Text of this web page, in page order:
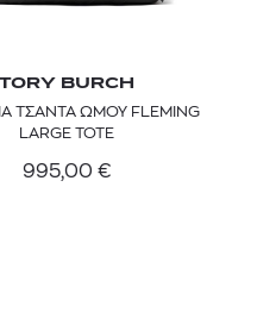
TORY BURCH
ΤΣΑΝΤΑ ΩΜΟΥ FLEMING
LARGE TOTE
995,00 €